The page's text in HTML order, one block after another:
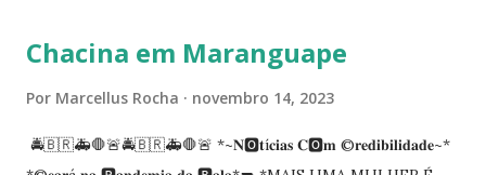
enquanto atuaram nesta instituição.
Chacina em Maranguape
Por Marcellus Rocha novembro 14, 2023
🚔🇧🇷🚑🛑🚨🚔🇧🇷🚑🛑🚨 *~𝐍🅾️𝐭í𝐜𝐢𝐚𝐬 𝐂🅾️𝐦 ©️𝐫𝐞𝐝𝐢𝐛𝐢𝐥𝐢𝐝𝐚𝐝𝐞~*